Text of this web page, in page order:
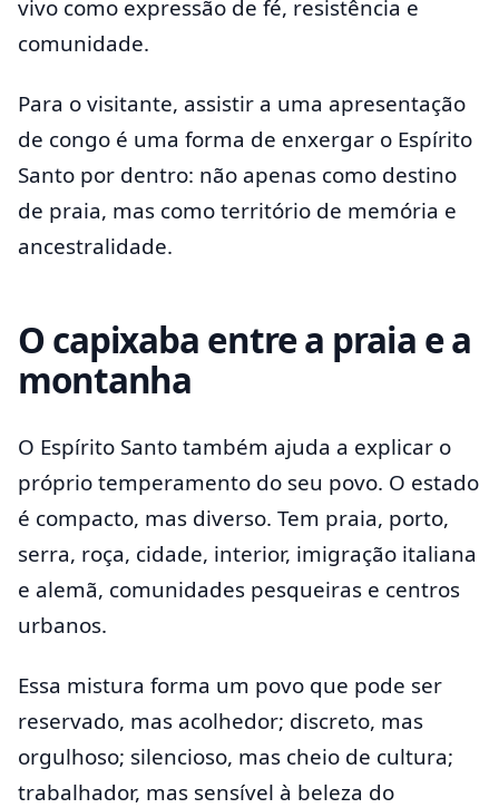
vivo como expressão de fé, resistência e
comunidade.
Para o visitante, assistir a uma apresentação
de congo é uma forma de enxergar o Espírito
Santo por dentro: não apenas como destino
de praia, mas como território de memória e
ancestralidade.
O capixaba entre a praia e a
montanha
O Espírito Santo também ajuda a explicar o
próprio temperamento do seu povo. O estado
é compacto, mas diverso. Tem praia, porto,
serra, roça, cidade, interior, imigração italiana
e alemã, comunidades pesqueiras e centros
urbanos.
Essa mistura forma um povo que pode ser
reservado, mas acolhedor; discreto, mas
orgulhoso; silencioso, mas cheio de cultura;
trabalhador, mas sensível à beleza do